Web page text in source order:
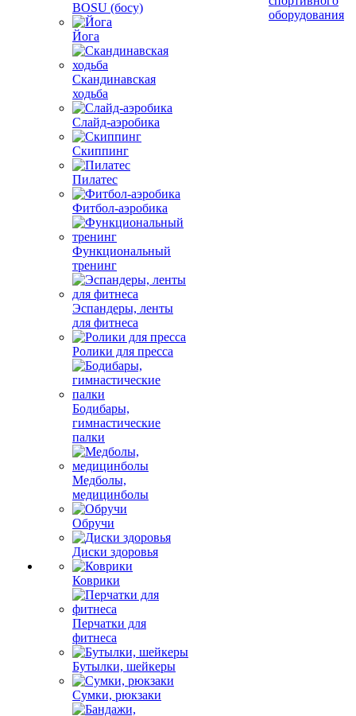
BOSU (босу)
Йога
Скандинавская
ходьба
Слайд-аэробика
Скиппинг
Пилатес
Фитбол-аэробика
Функциональный
тренинг
Эспандеры, ленты
для фитнеса
Ролики для пресса
Бодибары,
гимнастические
палки
Медболы,
медицинболы
Обручи
Диски здоровья
Коврики
Перчатки для
фитнеса
Бутылки, шейкеры
Сумки, рюкзаки
оборудования